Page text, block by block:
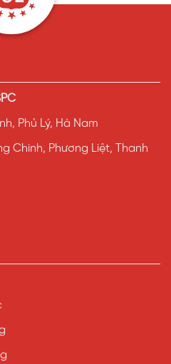
Phủ Lý, Hà Nam
Chinh, Phương Liệt, Thanh